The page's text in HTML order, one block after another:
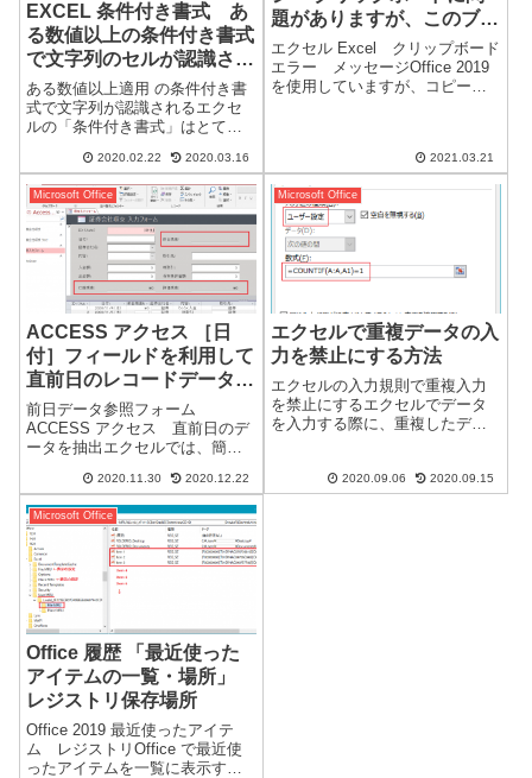
EXCEL 条件付き書式 あ
る数値以上の条件付き書式
で文字列のセルが認識され
てしまう。
ある数値以上適用 の条件付き書
式で文字列が認識されるエクセ
ルの「条件付き書式」はとても
必要な場合があります。今回
は、数値と文字列のセルが混在
する場合、「条件付き書式」の
注意点になります。条件付き書
式設定例】「10...
2020.02.22 2020.03.16
題がありますが、このブッ
クにコンテンツを貼り付け
ることができます。」
エクセル Excel クリップボード
エラー メッセージOffice 2019
を使用していますが、コピーの
クボードに問題がありますが、
このブックにコンテンツ...
2021.03.21
Microsoft Office
ACCESS アクセス ［日
付］フィールドを利用して
直前日のレコードデータを
抽出する
前日データ参照フォーム
ACCESS アクセス 直前日のデ
ータを抽出エクセルでは、簡単
計するとアクセスではとても面
倒になります。連番もなく日付
のフィールドを利用して抽出し
ました。ACCESSの場合「ID」
とは別に、...
2020.11.30 2020.12.22
Microsoft Office
エクセルで重複データの入
力を禁止にする方法
エクセルの入力規則で重複入力
を禁止にするエクセルでデータ
を入力する際に、重複したデー
データの入力規則で重複入力を
禁止にすることが出来ます。設
2020.09.06 2020.09.15
Microsoft Office
Office 履歴 「最近使った
アイテムの一覧・場所」
レジストリ保存場所
Office 2019 最近使ったアイテ
ム レジストリOffice で最近使
ったアイテムを一覧に表示する